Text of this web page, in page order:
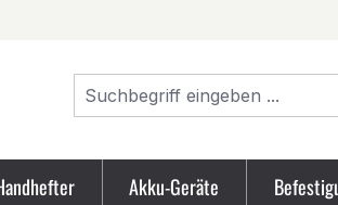
Akku-Geräte